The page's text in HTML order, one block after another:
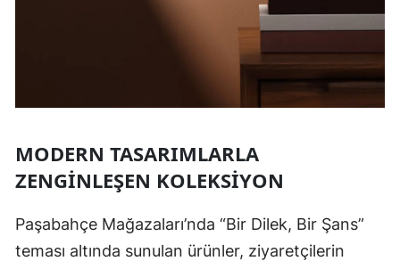
MODERN TASARIMLARLA
ZENGINLEŞEN KOLEKSIYON
Paşabahçe Mağazaları’nda “Bir Dilek, Bir Şans”
teması altında sunulan ürünler, ziyaretçilerin